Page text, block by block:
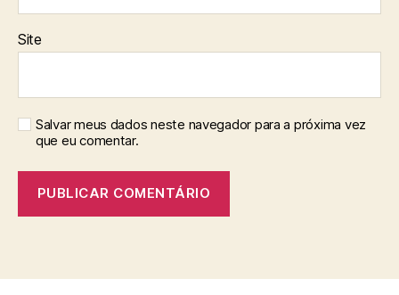
Site
Salvar meus dados neste navegador para a próxima vez
que eu comentar.